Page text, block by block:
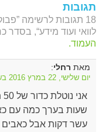
תגובות
לוואי ועוד מידע“, בסדר
העמוד.
מאת רחלי:
יום שלישי, 22 במרץ 2016 בשעה 1:39
שעות בערך כמה עם
עשר דקות אבל